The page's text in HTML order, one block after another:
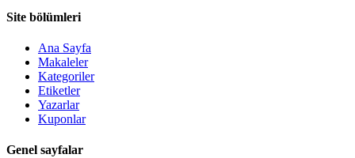
Site bölümleri
Ana Sayfa
Makaleler
Kategoriler
Etiketler
Yazarlar
Kuponlar
Genel sayfalar